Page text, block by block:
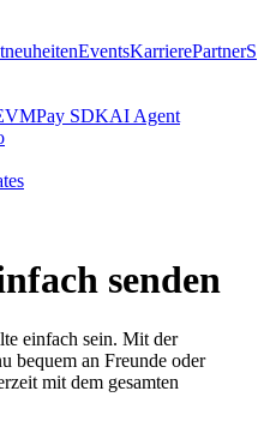
EventsKarrierePartnerS
Pay SDKAI Agent
senden
einfach sein. Mit der
bequem an Freunde oder
mit dem gesamten